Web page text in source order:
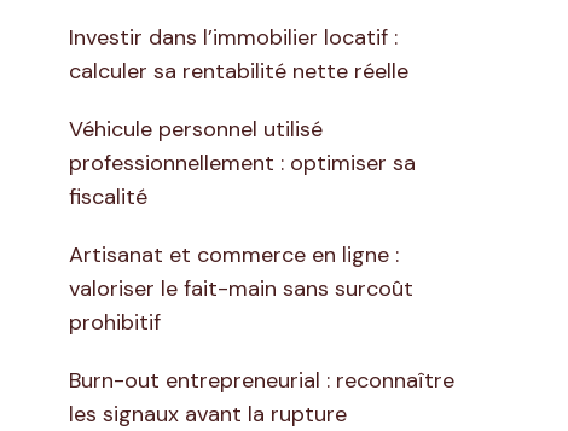
Investir dans l’immobilier locatif :
calculer sa rentabilité nette réelle
Véhicule personnel utilisé
professionnellement : optimiser sa
fiscalité
Artisanat et commerce en ligne :
valoriser le fait-main sans surcoût
prohibitif
Burn-out entrepreneurial : reconnaître
les signaux avant la rupture